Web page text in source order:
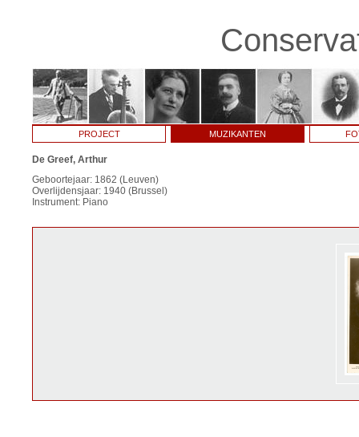
PROJECT MUZIKANTEN
De Greef, Arthur
Geboortejaar: 1862 (Leuven)
Overlijdensjaar: 1940 (Brussel)
Instrument: Piano